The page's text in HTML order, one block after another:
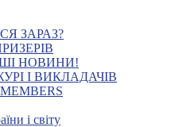
ЗАРАЗ?
НОВИНИ!
І ВИКЛАДАЧІВ
і світу